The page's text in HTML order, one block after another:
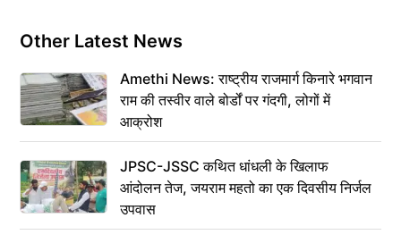
Other Latest News
Amethi News: राष्ट्रीय राजमार्ग किनारे भगवान
राम की तस्वीर वाले बोर्डों पर गंदगी, लोगों में
आक्रोश
JPSC-JSSC कथित धांधली के खिलाफ
आंदोलन तेज, जयराम महतो का एक दिवसीय निर्जल
उपवास